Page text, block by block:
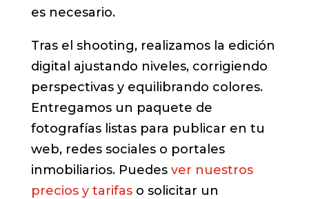
es necesario.
Tras el shooting, realizamos la edición
digital ajustando niveles, corrigiendo
perspectivas y equilibrando colores.
Entregamos un paquete de
fotografías listas para publicar en tu
web, redes sociales o portales
inmobiliarios. Puedes ver nuestros
precios y tarifaso solicitar un